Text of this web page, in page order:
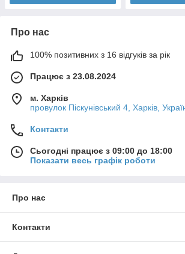
Про нас
100% позитивних з 16 відгуків за рік
Працює з 23.08.2024
м. Харків
провулок Піскунівський 4, Харків,
Контакти
Сьогодні працює з 09:00 до 18:00
Показати весь графік роботи
Про нас
Контакти